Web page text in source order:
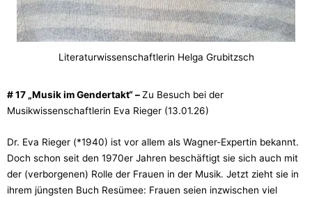
Literaturwissenschaftlerin Helga Grubitzsch
# 17 „Musik im Gendertakt“ –Zu Besuch bei der
Musikwissenschaftlerin Eva Rieger (13.01.26)
Dr. Eva Rieger (*1940) ist vor allem als Wagner-Expertin bekannt.
Doch schon seit den 1970er Jahren beschäftigt sie sich auch mit
der (verborgenen) Rolle der Frauen in der Musik. Jetzt zieht sie in
ihrem jüngsten Buch Resümee: Frauen seien inzwischen viel